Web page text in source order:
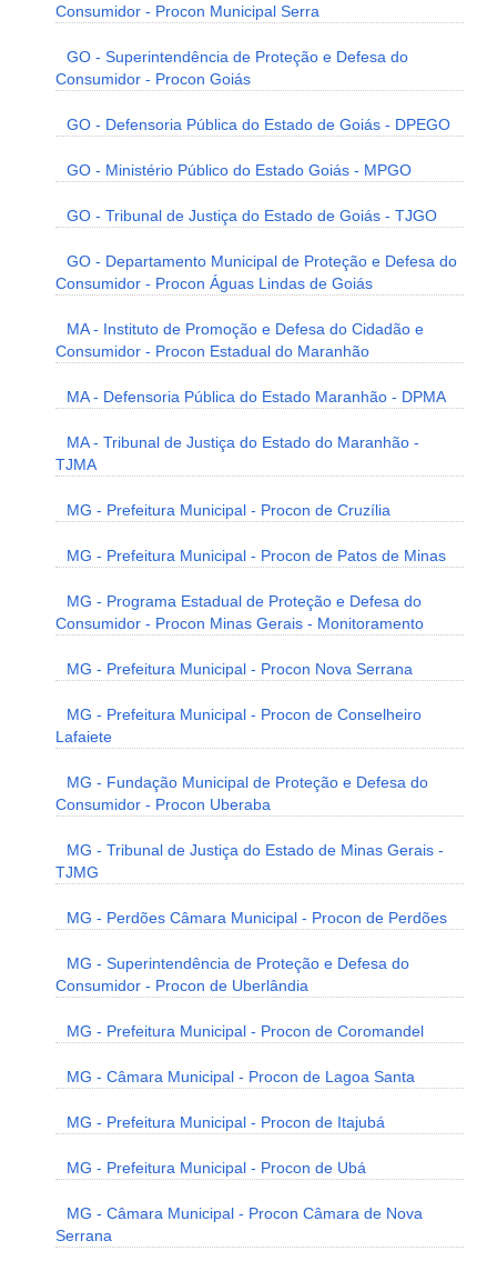
Consumidor - Procon Municipal Serra
GO - Superintendência de Proteção e Defesa do
Consumidor - Procon Goiás
GO - Defensoria Pública do Estado de Goiás - DPEGO
GO - Ministério Público do Estado Goiás - MPGO
GO - Tribunal de Justiça do Estado de Goiás - TJGO
GO - Departamento Municipal de Proteção e Defesa do
Consumidor - Procon Águas Lindas de Goiás
MA - Instituto de Promoção e Defesa do Cidadão e
Consumidor - Procon Estadual do Maranhão
MA - Defensoria Pública do Estado Maranhão - DPMA
MA - Tribunal de Justiça do Estado do Maranhão -
TJMA
MG - Prefeitura Municipal - Procon de Cruzília
MG - Prefeitura Municipal - Procon de Patos de Minas
MG - Programa Estadual de Proteção e Defesa do
Consumidor - Procon Minas Gerais - Monitoramento
MG - Prefeitura Municipal - Procon Nova Serrana
MG - Prefeitura Municipal - Procon de Conselheiro
Lafaiete
MG - Fundação Municipal de Proteção e Defesa do
Consumidor - Procon Uberaba
MG - Tribunal de Justiça do Estado de Minas Gerais -
TJMG
MG - Perdões Câmara Municipal - Procon de Perdões
MG - Superintendência de Proteção e Defesa do
Consumidor - Procon de Uberlândia
MG - Prefeitura Municipal - Procon de Coromandel
MG - Câmara Municipal - Procon de Lagoa Santa
MG - Prefeitura Municipal - Procon de Itajubá
MG - Prefeitura Municipal - Procon de Ubá
MG - Câmara Municipal - Procon Câmara de Nova
Serrana